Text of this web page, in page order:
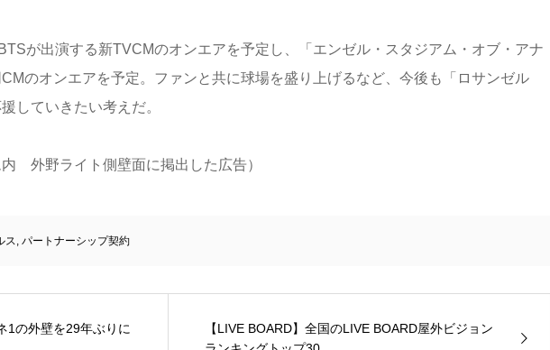
が出演する新TVCMのオンエアを予定し、「エンゼル・スタジアム・オブ・アナ
のオンエアを予定。ファンと共に球場を盛り上げるなど、今後も「ロサンゼル
していきたい考えだ。
外野ライト側壁面に掲出した広告）
ス, パートナーシップ契約
1の外壁を29年ぶりに
【LIVE BOARD】全国のLIVE BOARD屋外ビジョン